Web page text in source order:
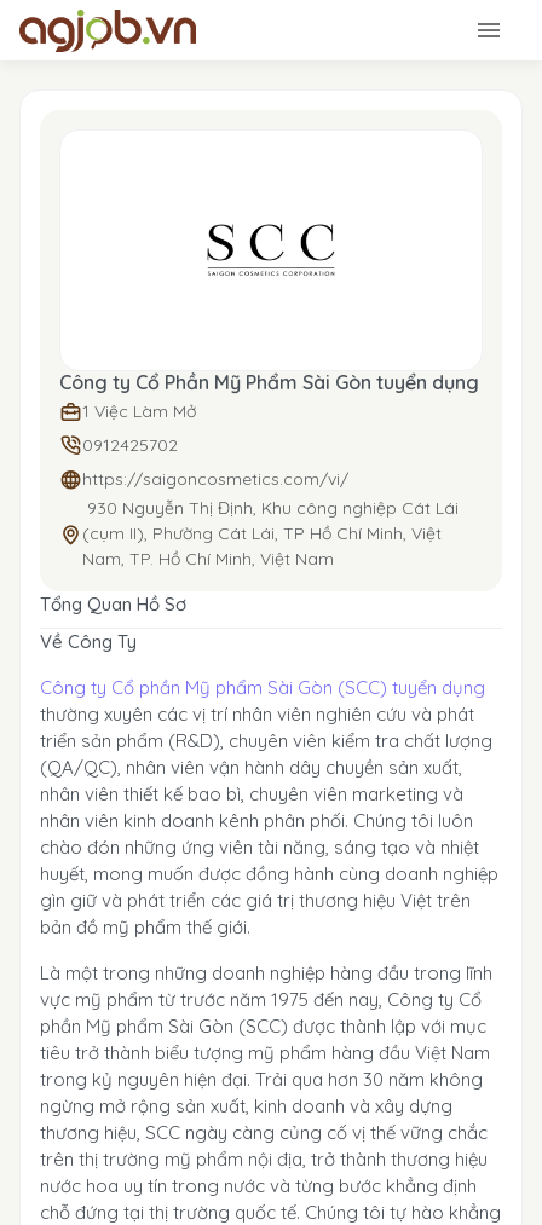
Công ty Cổ Phần Mỹ Phẩm Sài Gòn tuyển dụng
1 Việc Làm Mở
0912425702
https://saigoncosmetics.com/vi/
930 Nguyễn Thị Định, Khu công nghiệp Cát Lái
(cụm II), Phường Cát Lái, TP Hồ Chí Minh, Việt
Nam, TP. Hồ Chí Minh, Việt Nam
Tổng Quan Hồ Sơ
Về Công Ty
Công ty Cổ phần Mỹ phẩm Sài Gòn (SCC) tuyển dụng
thường xuyên các vị trí nhân viên nghiên cứu và phát
triển sản phẩm (R&D), chuyên viên kiểm tra chất lượng
(QA/QC), nhân viên vận hành dây chuyền sản xuất,
nhân viên thiết kế bao bì, chuyên viên marketing và
nhân viên kinh doanh kênh phân phối. Chúng tôi luôn
chào đón những ứng viên tài năng, sáng tạo và nhiệt
huyết, mong muốn được đồng hành cùng doanh nghiệp
gìn giữ và phát triển các giá trị thương hiệu Việt trên
bản đồ mỹ phẩm thế giới.
Là một trong những doanh nghiệp hàng đầu trong lĩnh
vực mỹ phẩm từ trước năm 1975 đến nay, Công ty Cổ
phần Mỹ phẩm Sài Gòn (SCC) được thành lập với mục
tiêu trở thành biểu tượng mỹ phẩm hàng đầu Việt Nam
trong kỷ nguyên hiện đại. Trải qua hơn 30 năm không
ngừng mở rộng sản xuất, kinh doanh và xây dựng
thương hiệu, SCC ngày càng củng cố vị thế vững chắc
trên thị trường mỹ phẩm nội địa, trở thành thương hiệu
nước hoa uy tín trong nước và từng bước khẳng định
chỗ đứng tại thị trường quốc tế. Chúng tôi tự hào khẳng